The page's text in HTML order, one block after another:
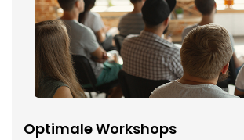
Optimale Workshops